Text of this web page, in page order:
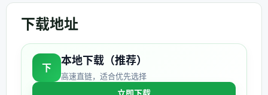
下载地址
下
本地下载（推荐）
高速直链，适合优先选择
立即下载